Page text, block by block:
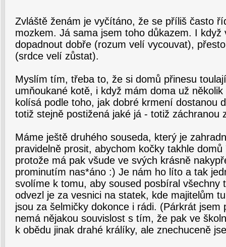
Zvláště ženám je vyčítáno, že se příliš často
mozkem. Já sama jsem toho důkazem. I
dopadnout dobře (rozum velí vycouvat),
(srdce velí zůstat).
Myslím tím, třeba to, že si domů přinesu
umňoukané kotě, i když mám doma už
kolísá podle toho, jak dobré krmení dostanou
totiž stejně postižená jaké já - totiž záchranou
Máme ještě druhého souseda, který je
pravidelně prosit, abychom kočky takhle domů
protože má pak všude ve svých krásně
prominutím nas*áno :) Je nám ho líto a tak
svolíme k tomu, aby soused posbíral všechny
odvezl je za vesnici na statek, kde majitelům
jsou za šelmičky dokonce i rádi. (Párkrát jsem
nemá nějakou souvislost s tím, že pak ve
k obědu jinak drahé králíky, ale znechuceně